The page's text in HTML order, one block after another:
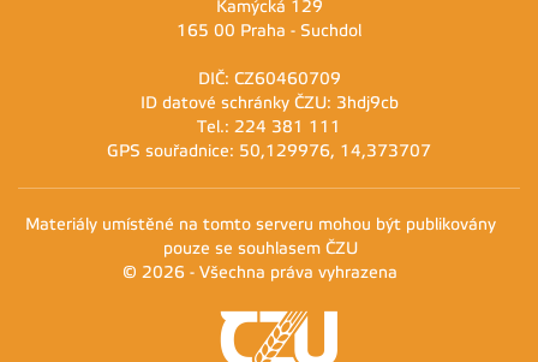
Kamýcká 129
165 00 Praha - Suchdol
DIČ: CZ60460709
ID datové schránky ČZU: 3hdj9cb
Tel.: 224 381 111
GPS souřadnice: 50,129976, 14,373707
Materiály umístěné na tomto serveru mohou být publikovány
pouze se souhlasem ČZU
© 2026 - Všechna práva vyhrazena